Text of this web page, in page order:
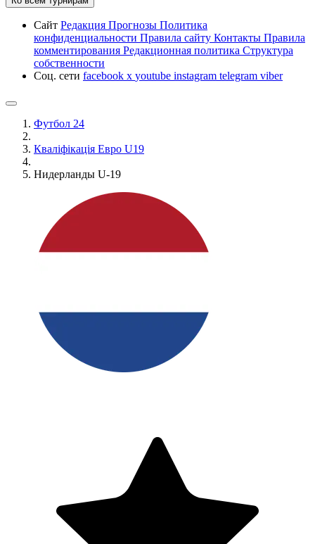
Сайт Редакция Прогнозы Политика
конфиденциальности Правила сайту Контакты Правила
комментирования Редакционная политика Структура
собственности
Соц. сети facebook x youtube instagram telegram viber
Футбол 24
Кваліфікація Евро U19
Нидерланды U-19